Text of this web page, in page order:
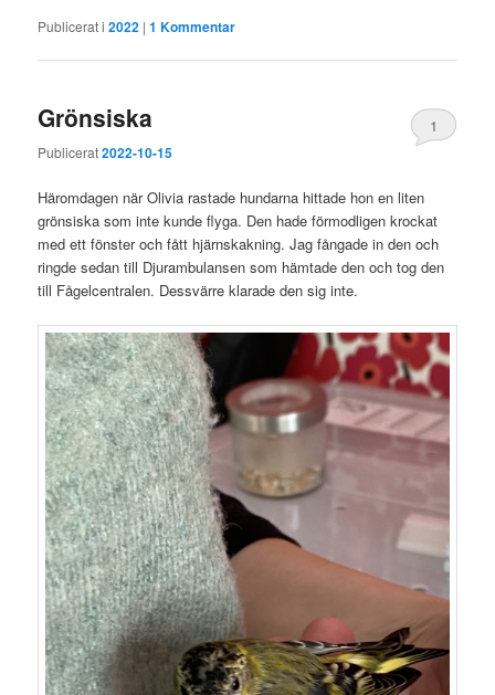
Publicerat i 2022 |1 Kommentar
Grönsiska
Publicerat2022-10-15
1
Häromdagen när Olivia rastade hundarna hittade hon en liten
grönsiska som inte kunde flyga. Den hade förmodligen krockat
med ett fönster och fått hjärnskakning. Jag fångade in den och
ringde sedan till Djurambulansen som hämtade den och tog den
till Fågelcentralen. Dessvärre klarade den sig inte.